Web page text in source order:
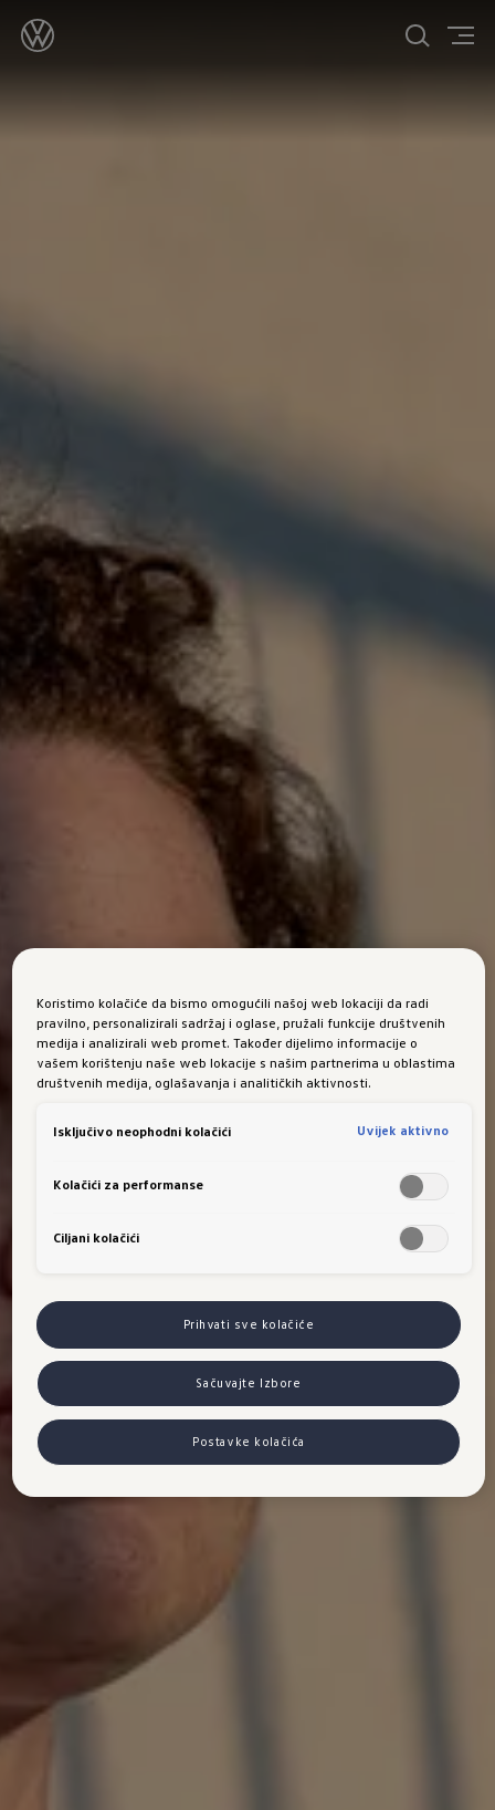
Koristimo kolačiće da bismo omogućili našoj web lokaciji da radi
pravilno, personalizirali sadržaj i oglase, pružali funkcije društvenih
medija i analizirali web promet. Također dijelimo informacije o
vašem korištenju naše web lokacije s našim partnerima u oblastima
društvenih medija, oglašavanja i analitičkih aktivnosti.
Isključivo neophodni kolačići Uvijek aktivno
Kolačići za performanse
Ciljani kolačići
Prihvati sve kolačiće
Sačuvajte Izbore
Postavke kolačića